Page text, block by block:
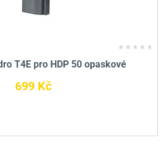
T4E pro HDP 50 opaskové
699 Kč